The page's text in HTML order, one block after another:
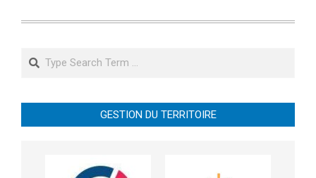
Search
GESTION DU TERRITOIRE